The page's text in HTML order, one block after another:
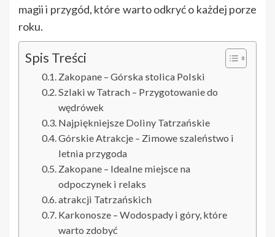
magii i przygód, które warto odkryć o każdej porze
roku.
Spis Treści
Zakopane – Górska stolica Polski
Szlaki w Tatrach – Przygotowanie do
wędrówek
Najpiękniejsze Doliny Tatrzańskie
Górskie Atrakcje – Zimowe szaleństwo i
letnia przygoda
Zakopane – Idealne miejsce na
odpoczynek i relaks
atrakcji Tatrzańskich
Karkonosze – Wodospady i góry, które
warto zdobyć